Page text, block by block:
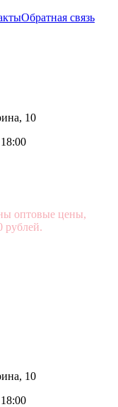
Обратная связь
10
оптовые цены,
рублей.
10